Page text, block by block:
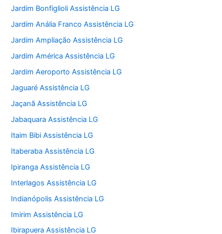
Jardim Bonfiglioli Assistência LG
Jardim Anália Franco Assistência LG
Jardim Ampliação Assistência LG
Jardim América Assistência LG
Jardim Aeroporto Assistência LG
Jaguaré Assistência LG
Jaçanã Assistência LG
Jabaquara Assistência LG
Itaim Bibi Assistência LG
Itaberaba Assistência LG
Ipiranga Assistência LG
Interlagos Assistência LG
Indianópolis Assistência LG
Imirim Assistência LG
Ibirapuera Assistência LG